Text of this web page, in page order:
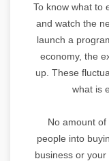
To know what to
and watch the
launch a
economy, the
up. These
what is
No amount
people into
business or